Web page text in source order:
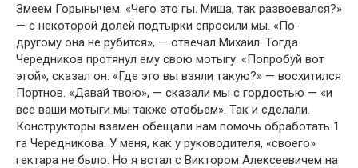
Змеем Горынычем. «Чего это гы. Миша, так развоевался?»
— с некоторой долей подтырки спросили мы. «По-
другому она не рубится», — отвечал Михаил. Тогда
Чередников протянул ему свою мотыгу. «Попробуй вот
этой», сказал он. «Где это вы взяли такую?» — восхитился
Портнов. «Давай твою», — сказали мы с гордостью — «и
все ваши мотыги мы также отобьем». Так и сделали.
Конструкторы взамен обещали нам помочь обработать 1
га Чередникова. У меня, как у руководителя, «своего»
гектара не было. Но я встал с Виктором Алексеевичем на